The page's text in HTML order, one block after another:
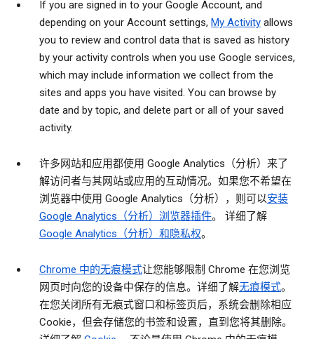
If you are signed in to your Google Account, and
depending on your Account settings, My Activity allows
you to review and control data that is saved as history
by your activity controls when you use Google services,
which may include information we collect from the
sites and apps you have visited. You can browse by
date and by topic, and delete part or all of your saved
activity.
许多网站和应用都使用 Google Analytics（分析）来了
解访问者与其网站或应用的互动情况。如果您不希望在
浏览器中使用 Google Analytics（分析），则可以安装
Google Analytics（分析）浏览器插件。 详细了解
Google Analytics（分析）和隐私权。
Chrome 中的无痕模式让您能够限制 Chrome 在您浏览
网页时向您的设备中保存的信息。详细了解无痕模式。
在您关闭所有无痕式窗口和标签页后，系统会删除相应
Cookie，但会存储您的书签和设置，直到您将其删除。